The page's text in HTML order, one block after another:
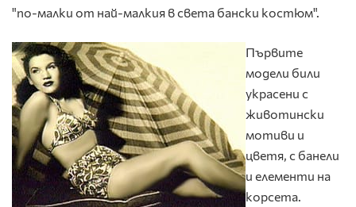
"по-малки от най-малкия в света бански костюм".
Първите
модели били
украсени с
животински
мотиви и
цветя, с банели
и елементи на
корсета.